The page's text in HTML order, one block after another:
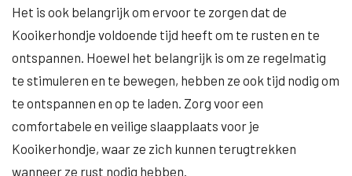
Het is ook belangrijk om ervoor te zorgen dat de
Kooikerhondje voldoende tijd heeft om te rusten en te
ontspannen. Hoewel het belangrijk is om ze regelmatig
te stimuleren en te bewegen, hebben ze ook tijd nodig om
te ontspannen en op te laden. Zorg voor een
comfortabele en veilige slaapplaats voor je
Kooikerhondje, waar ze zich kunnen terugtrekken
wanneer ze rust nodig hebben.